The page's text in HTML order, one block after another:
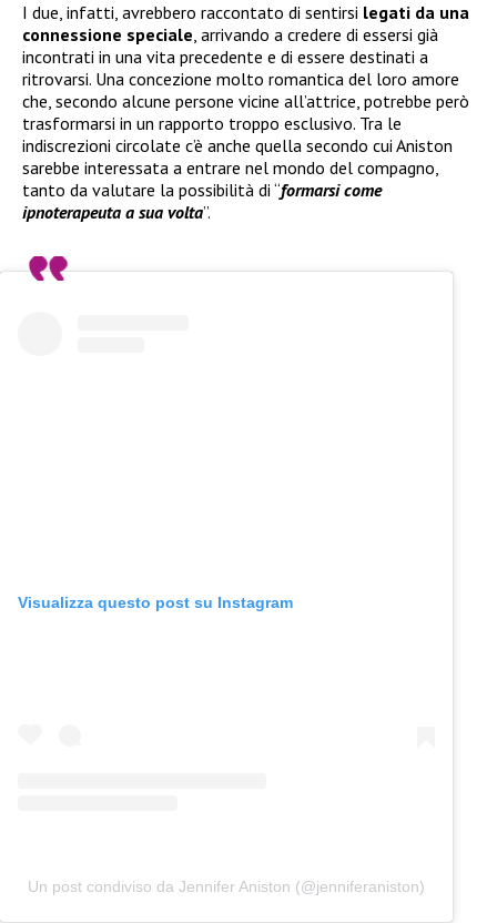
I due, infatti, avrebbero raccontato di sentirsi legati da una
connessione speciale, arrivando a credere di essersi già
incontrati in una vita precedente e di essere destinati a
ritrovarsi. Una concezione molto romantica del loro amore
che, secondo alcune persone vicine all’attrice, potrebbe però
trasformarsi in un rapporto troppo esclusivo. Tra le
indiscrezioni circolate c’è anche quella secondo cui Aniston
sarebbe interessata a entrare nel mondo del compagno,
tanto da valutare la possibilità di “formarsi come
ipnoterapeuta a sua volta”.
Visualizza questo post su Instagram
Un post condiviso da Jennifer Aniston (@jenniferaniston)